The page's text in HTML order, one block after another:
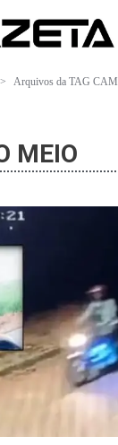
Arquivos da TAG
MEIO